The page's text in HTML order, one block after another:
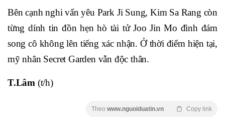
Bên cạnh nghi vấn yêu Park Ji Sung, Kim Sa Rang còn
từng dính tin đồn hẹn hò tài tử Joo Jin Mo đình đám
song cô không lên tiếng xác nhận. Ở thời điểm hiện tại,
mỹ nhân Secret Garden vẫn độc thân.
T.Lâm (t/h)
Theo www.nguoiduatin.vn Copy link